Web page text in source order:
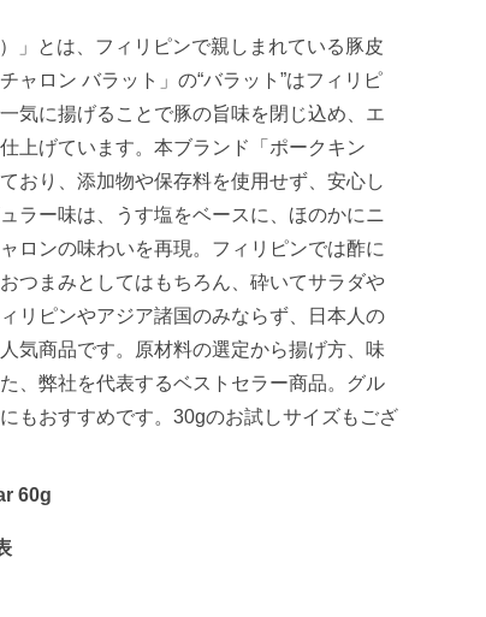
」とは、フィリピンで親しまれている豚皮
ャロン バラット」の“バラット”はフィリピ
気に揚げることで豚の旨味を閉じ込め、エ
上げています。本ブランド「ポークキン
おり、添加物や保存料を使用せず、安心し
ラー味は、うす塩をベースに、ほのかにニ
ロンの味わいを再現。フィリピンでは酢に
つまみとしてはもちろん、砕いてサラダや
リピンやアジア諸国のみならず、日本人の
気商品です。原材料の選定から揚げ方、味
、弊社を代表するベストセラー商品。グル
もおすすめです。30gのお試しサイズもござ
60g